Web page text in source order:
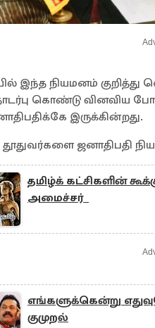
இந்த நியமனம் குறித்து
கொண்டு வினவிய
இருக்கின்றது.
ஜனாதிபதி
தமிழ்க் கட்சிகளின்
அமைச்சர்
எங்களுக்கென்று
குமுறல்